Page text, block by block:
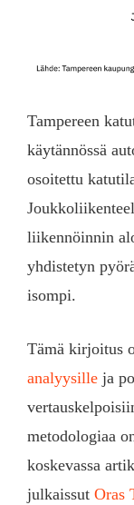
Tampereen
käytännössä
osoitettu
liikennöinnin
yhdistetyn
isompi.
Tämä kirjoitus
analyysille ja
metodologiaa
koskevassa
julkaissut Oras